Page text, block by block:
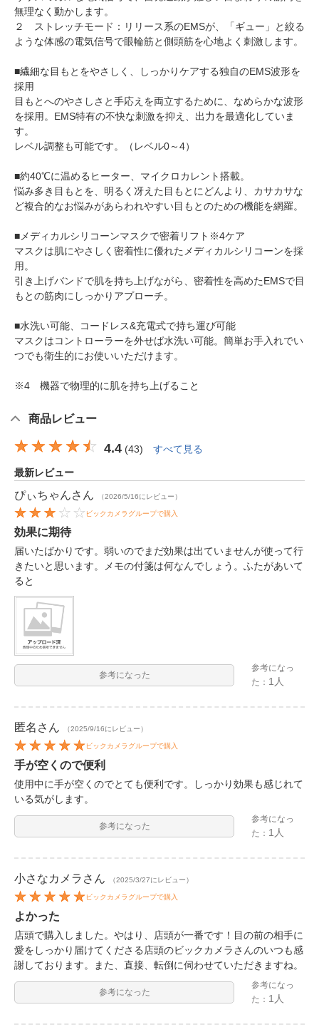
無理なく動かします。
２ ストレッチモード：リリース系のEMSが、「ギュー」と絞る
ような体感の電気信号で眼輪筋と側頭筋を心地よく刺激します。
■繊細な目もとをやさしく、しっかりケアする独自のEMS波形を
採用
目もとへのやさしさと手応えを両立するために、なめらかな波形
を採用。EMS特有の不快な刺激を抑え、出力を最適化していま
す。
レベル調整も可能です。（レベル0～4）
■約40℃に温めるヒーター、マイクロカレント搭載。
悩み多き目もとを、明るく冴えた目もとにどんより、カサカサな
ど複合的なお悩みがあらわれやすい目もとのための機能を網羅。
■メディカルシリコーンマスクで密着リフト※4ケア
マスクは肌にやさしく密着性に優れたメディカルシリコーンを採
用。
引き上げバンドで肌を持ち上げながら、密着性を高めたEMSで目
もとの筋肉にしっかりアプローチ。
■水洗い可能、コードレス&充電式で持ち運び可能
マスクはコントローラーを外せば水洗い可能。簡単お手入れでい
つでも衛生的にお使いいただけます。
※4 機器で物理的に肌を持ち上げること
商品レビュー
4.4 (43) すべて見る
最新レビュー
ぴぃちゃんさん （2026/5/16にレビュー）
ビックカメラグループで購入
効果に期待
届いたばかりです。弱いのでまだ効果は出ていませんが使って行
きたいと思います。メモの付箋は何なんでしょう。ふたがあいて
ると
参考になった
参考になっ
た： 1人
匿名 さん （2025/9/16にレビュー）
ビックカメラグループで購入
手が空くので便利
使用中に手が空くのでとても便利です。しっかり効果も感じれて
いる気がします。
参考になった
参考になっ
た： 1人
小さなカメラ さん （2025/3/27にレビュー）
ビックカメラグループで購入
よかった
店頭で購入しました。やはり、店頭が一番です！目の前の相手に
愛をしっかり届けてくださる店頭のビックカメラさんのいつも感
謝しております。また、直接、転倒に伺わせていただきますね。
参考になった
参考になっ
た： 1人